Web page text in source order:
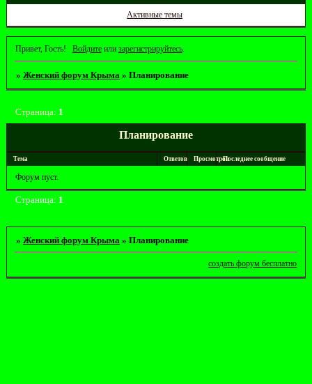
Активные темы
Привет, Гость! Войдитеили зарегистрируйтесь.
» Женский форум Крыма » Планирование
Планирование
Страница: 1
Тема Ответов ПросмотровПоследнее сообщение
Форум пуст.
Страница: 1
» Женский форум Крыма » Планирование
создать форум бесплатно